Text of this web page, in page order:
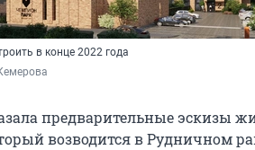
в конце 2022 года
предварительные эскизы
возводится в Рудничном